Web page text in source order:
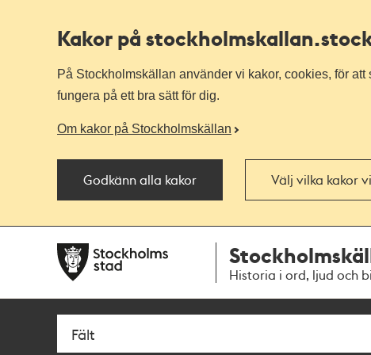
Kakor på stockholmskallan
På Stockholmskällan använder vi kakor, cookies, för
fungera på ett bra sätt för dig.
Om kakor på Stockholmskällan
Godkänn alla kakor Välj vilka kakor
navigationen
huvudinnehållet
Historia i ord, ljud och
Sök